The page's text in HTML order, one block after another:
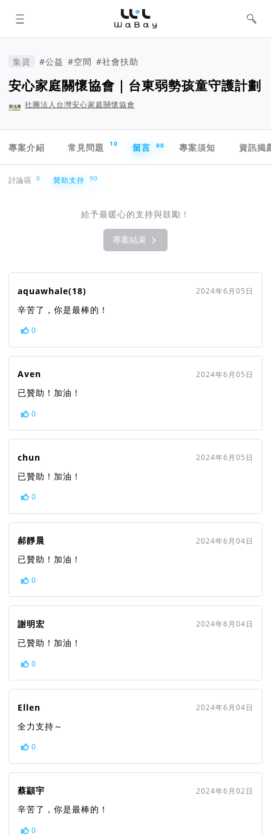
WaBay 挖貝 | 台灣最值得信賴的群眾
集資 / 群眾募資平台
集資 #公益 #空間 #社會扶助
安心家庭關懷協會｜台東弱勢孩童守護計劃
社團法人台灣安心家庭關懷協會
專案介紹
常見問題 10 留言 90 專案須知 資訊揭
討論區 0 贊助支持 90
給予最暖心的支持與鼓勵！
專案結束
aquawhale(18) 2024年6月05日
辛苦了，你是最棒的！
0
Aven 2024年6月05日
已贊助！加油！
0
chun 2024年6月05日
已贊助！加油！
0
郝靜晨 2024年6月04日
已贊助！加油！
0
謝明宏 2024年6月04日
已贊助！加油！
0
Ellen 2024年6月04日
全力支持～
0
蔡顓宇 2024年6月02日
辛苦了，你是最棒的！
0